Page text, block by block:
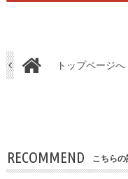
トップページへ
RECOMMEND こちらの